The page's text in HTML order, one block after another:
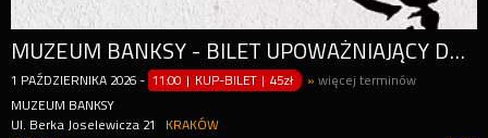
MUZEUM BANKSY - BILET UPOWAŻNIAJĄCY DO WEJŚCIA W CIĄGU CAŁEGO DNIA (OD GODZ. 11:00)
1 PAŹDZIERNIKA 2026 - 11:00 | KUP-BILET |45zł »więcej terminów
MUZEUM BANKSY
Ul. Berka Joselewicza 21
KRAKÓW